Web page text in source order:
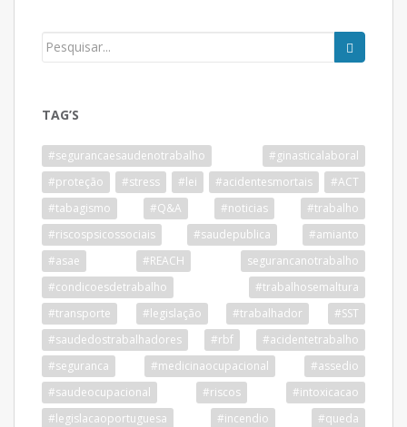
TAG’S
#segurancaesaudenotrabalho
#ginasticalaboral
#proteção
#stress #lei #acidentesmortais
#ACT
#tabagismo
#Q&A #noticias
#trabalho
#riscospsicossociais
#saudepublica
#amianto
#asae
#REACH
segurancanotrabalho
#condicoesdetrabalho
#trabalhosemaltura
#transporte
#legislação #trabalhador
#SST
#saudedostrabalhadores
#rbf
#acidentetrabalho
#seguranca
#medicinaocupacional
#assedio
#saudeocupacional
#riscos
#intoxicacao
#legislacaoportuguesa
#incendio
#queda